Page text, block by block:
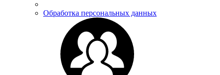
Обработка персональных данных